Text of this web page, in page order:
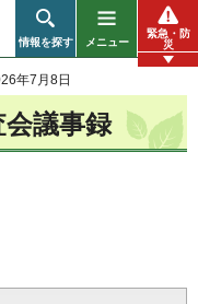
情報を探す メニュー
緊急・防
災
年7月8日
議事録